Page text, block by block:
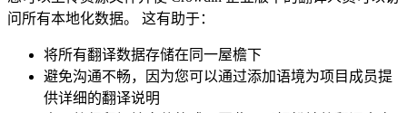
问所有本地化数据。 这有助于：
将所有翻译数据存储在同一屋檐下
避免沟通不畅，因为您可以通过添加语境为项目成员提
供详细的翻译说明